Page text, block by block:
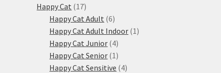
Happy Cat 1717
produktů
Happy Cat Adult 66
produktů
Happy Cat Adult Indoor 1 1
Happy Cat Junior 44
produkty
Happy Cat Senior 1 1
produkt
Happy Cat Sensitive 44